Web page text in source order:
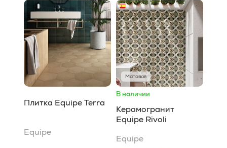
Плитка Equipe Terra
Equipe
Матовая
В наличии
Керамогранит
Equipe Rivoli
Equipe